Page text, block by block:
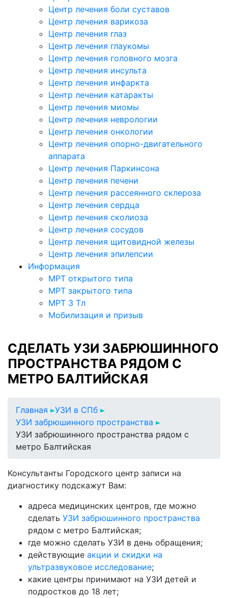
Центр лечения боли суставов
Центр лечения варикоза
Центр лечения глаз
Центр лечения глаукомы
Центр лечения головного мозга
Центр лечения инсульта
Центр лечения инфаркта
Центр лечения катаракты
Центр лечения миомы
Центр лечения неврологии
Центр лечения онкологии
Центр лечения опорно-двигательного
аппарата
Центр лечения Паркинсона
Центр лечения печени
Центр лечения рассеянного склероза
Центр лечения сердца
Центр лечения сколиоза
Центр лечения сосудов
Центр лечения щитовидной железы
Центр лечения эпилепсии
Информация
МРТ открытого типа
МРТ закрытого типа
МРТ 3 Тл
Мобилизация и призыв
СДЕЛАТЬ УЗИ ЗАБРЮШИННОГО
ПРОСТРАНСТВА РЯДОМ С
МЕТРО БАЛТИЙСКАЯ
Главная
УЗИ в СПб
УЗИ забрюшинного пространства
УЗИ забрюшинного пространства рядом с
метро Балтийская
Консультанты Городского центр записи на
диагностику подскажут Вам:
адреса медицинских центров, где можно
сделать УЗИ забрюшинного пространства
рядом с метро Балтийская;
где можно сделать УЗИ в день обращения;
действующие акции и скидки на
ультразвуковое исследование;
какие центры принимают на УЗИ детей и
подростков до 18 лет;